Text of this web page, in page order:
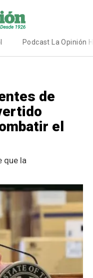
Podcast La Opinión
de
el
que la